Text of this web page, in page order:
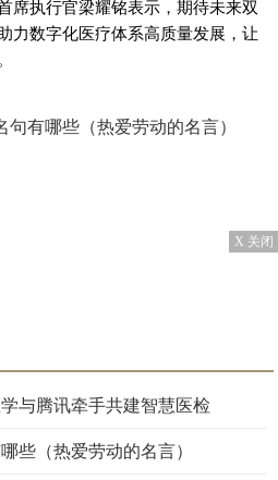
席执行官梁耀铭表示，期待未来双
力数字化医疗体系高质量发展，让
句有哪些（热爱劳动的名言）
X 关闭
与腾讯牵手共建智慧医检
些（热爱劳动的名言）